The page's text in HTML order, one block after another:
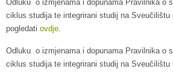
Odluku o izmjenama i dopunama Pravilnika o
ciklus studija te integrirani studij na Sveučilištu
pogledati ovdje.
Odluku o izmjenama i dopunama Pravilnika o
ciklus studija te integrirani studij na Sveučilištu